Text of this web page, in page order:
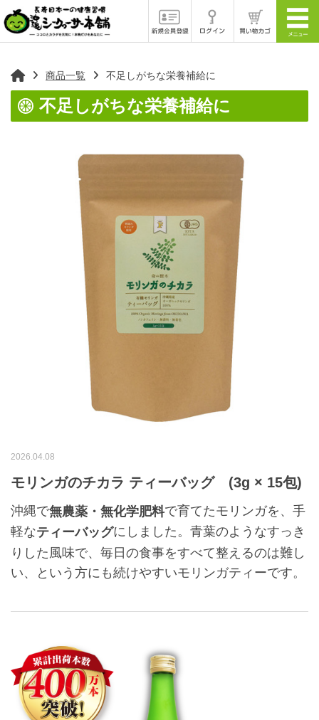
商品一覧 不足しがちな栄養補給に
不足しがちな栄養補給に
2026.04.08
モリンガのチカラ ティーバッグ (3g × 15包)
沖縄で無農薬・無化学肥料で育てたモリンガを、手
軽なティーバッグにしました。青葉のようなすっき
りした風味で、毎日の食事をすべて整えるのは難し
い、という方にも続けやすいモリンガティーです。